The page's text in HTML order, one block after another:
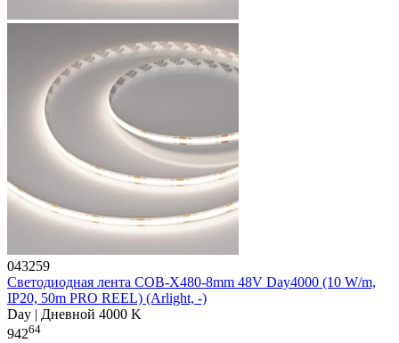
043259
Светодиодная лента COB-X480-8mm 48V Day4000 (10 W/m,
IP20, 50m PRO REEL) (Arlight, -)
Day | Дневной 4000 K
94264